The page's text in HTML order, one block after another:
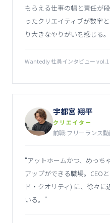
もらえる仕事の幅と責任が
ったクリエイティブが数字
り大きなやりがいを感じる。
Wantedly 社員インタビュー vol.1
宇都宮 翔平
クリエイター
前職:フリーランス
“アットホームかつ、めっち
アップができる職場。CEO
ド・クオリティ) に、徐々
いる。 ”